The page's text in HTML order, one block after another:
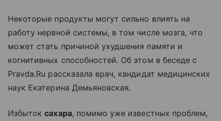
Некоторые продукты могут сильно влиять на
работу нервной системы, в том числе мозга, что
может стать причиной ухудшения памяти и
когнитивных способностей. Об этом в беседе с
Pravda.Ru рассказала врач, кандидат медицинских
наук Екатерина Демьяновская.
Избытоксахара, помимо уже известных проблем,